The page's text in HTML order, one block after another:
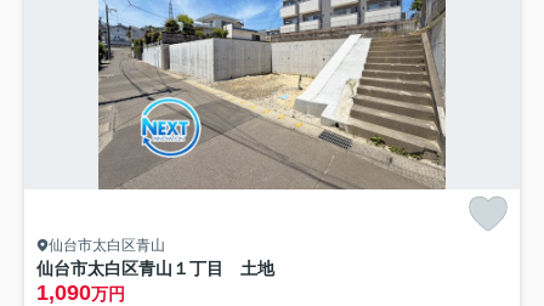
仙台市太白区青山
仙台市太白区青山１丁目 土地
1,090万円